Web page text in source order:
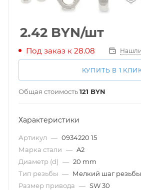
2.42 BYN/шт
Под заказ к 28.08
КУПИТЬ В 1
Общая стоимость121 BYN
Характеристики
Артикул — 0934220 15
Марка стали — A2
Диаметр (d) — 20 mm
Тип резьбы — Мелкий шаг резьбы
Размер привода — SW 30